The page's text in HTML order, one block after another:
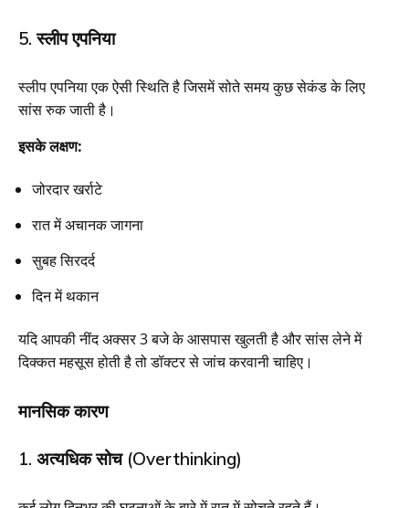
5. स्लीप एपनिया
स्लीप एपनिया एक ऐसी स्थिति है जिसमें सोते समय कुछ सेकंड के लिए
सांस रुक जाती है।
इसके लक्षण:
जोरदार खर्राटे
रात में अचानक जागना
सुबह सिरदर्द
दिन में थकान
यदि आपकी नींद अक्सर 3 बजे के आसपास खुलती है और सांस लेने में
दिक्कत महसूस होती है तो डॉक्टर से जांच करवानी चाहिए।
मानसिक कारण
1. अत्यधिक सोच (Overthinking)